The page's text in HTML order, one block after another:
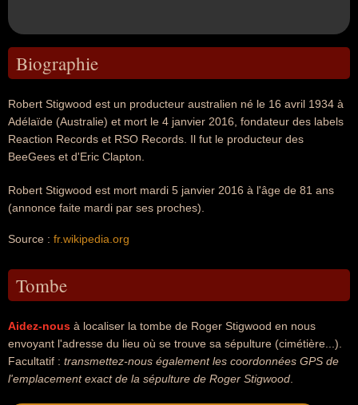
Biographie
Robert Stigwood est un producteur australien né le 16 avril 1934 à
Adélaïde (Australie) et mort le 4 janvier 2016, fondateur des labels
Reaction Records et RSO Records. Il fut le producteur des
BeeGees et d'Eric Clapton.
Robert Stigwood est mort mardi 5 janvier 2016 à l'âge de 81 ans
(annonce faite mardi par ses proches).
Source : fr.wikipedia.org
Tombe
Aidez-nous à localiser la tombe de Roger Stigwood en nous
envoyant l'adresse du lieu où se trouve sa sépulture (cimétière...).
Facultatif : transmettez-nous également les coordonnées GPS de
l'emplacement exact de la sépulture de Roger Stigwood